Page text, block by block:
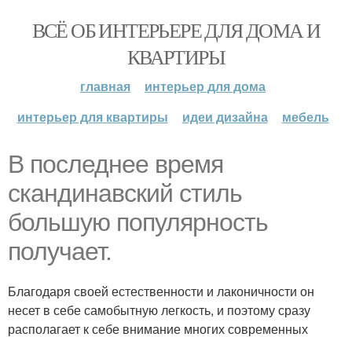
ВСЁ ОБ ИНТЕРЬЕРЕ ДЛЯ ДОМА И
КВАРТИРЫ
главная
интерьер для дома
интерьер для квартиры
идеи дизайна мебель
В последнее время
скандинавский стиль
большую популярность
получает.
Благодаря своей естественности и лаконичности он
несет в себе самобытную легкость, и поэтому сразу
располагает к себе внимание многих современных